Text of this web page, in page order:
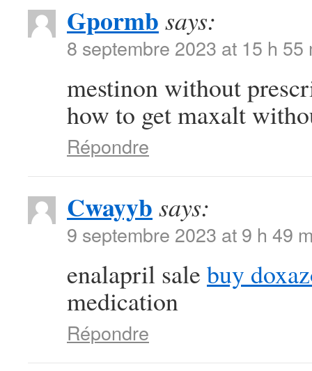
Gpormb says:
8 septembre 2023 at 15 h 55
mestinon without
how to get maxalt
Répondre
Cwayyb says:
9 septembre 2023 at 9 h 49
enalapril sale buy
medication
Répondre